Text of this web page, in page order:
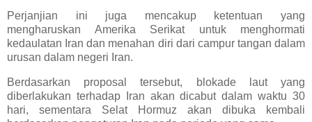
Perjanjian ini juga mencakup ketentuan yang
mengharuskan Amerika Serikat untuk menghormati
kedaulatan Iran dan menahan diri dari campur tangan dalam
urusan dalam negeri Iran.
Berdasarkan proposal tersebut, blokade laut yang
diberlakukan terhadap Iran akan dicabut dalam waktu 30
hari, sementara Selat Hormuz akan dibuka kembali